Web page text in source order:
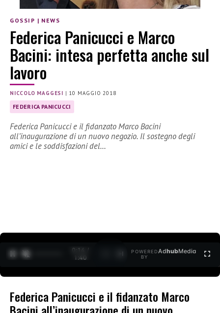
GOSSIP | NEWS
Federica Panicucci e Marco
Bacini: intesa perfetta anche sul
lavoro
NICCOLO MAGGESI | 10 MAGGIO 2018
FEDERICA PANICUCCI
Federica Panicucci e il fidanzato Marco Bacini
all’inaugurazione di un nuovo negozio. Il sostegno degli
amici e le soddisfazioni del…
0:15 /
1:40
POWERED
BY
AdhubMedia
Federica Panicucci e il fidanzato Marco